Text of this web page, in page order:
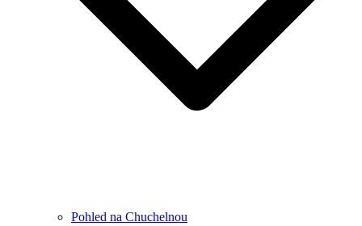
Pohled na Chuchelnou